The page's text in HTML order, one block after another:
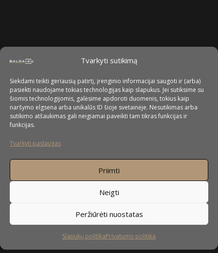
Tvarkyti sutikimą
Siekdami teikti geriausią patirtį, įrenginio informacijai saugoti ir (arba)
pasiekti naudojame tokias technologijas kaip slapukus. Jei sutiksime su
šiomis technologijomis, galėsime apdoroti duomenis, tokius kaip
naršymo elgsena arba unikalūs ID šioje svetainėje. Nesutikimas arba
sutikimo atšaukimas gali neigiamai paveikti tam tikras funkcijas ir
funkcijas.
Tvarkyti paslaugas
Priimti
Neigti
Peržiūrėti nuostatas
Slapukų politikaPrivatumo politika